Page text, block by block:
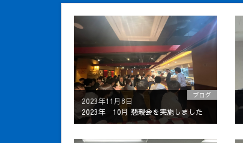
2023年11月8日
ブログ
2023年 10月 懇親会を実施しました